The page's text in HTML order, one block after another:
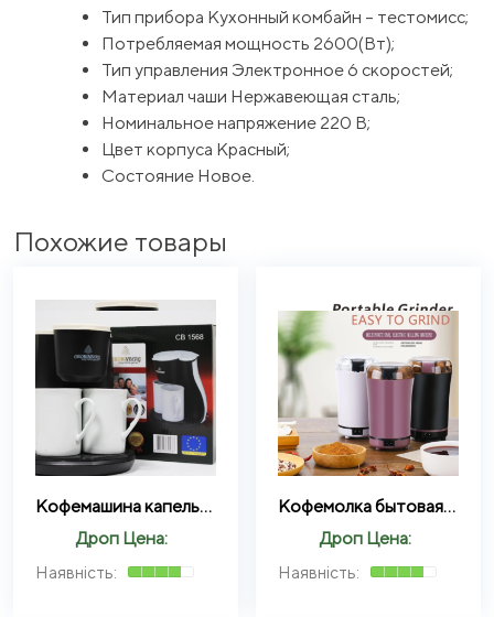
Тип прибора Кухонный комбайн – тестомисс;
Потребляемая мощность 2600(Вт);
Тип управления Электронное 6 скоростей;
Материал чаши Нержавеющая сталь;
Номинальное напряжение 220 В;
Цвет корпуса Красный;
Состояние Новое.
Похожие товары
Кофемашина капельная Crownberg CB-1568 с двумя чашками
Дроп Цена:
Кофемолка бытовая электрическая (LY-39)
Дроп Цена: